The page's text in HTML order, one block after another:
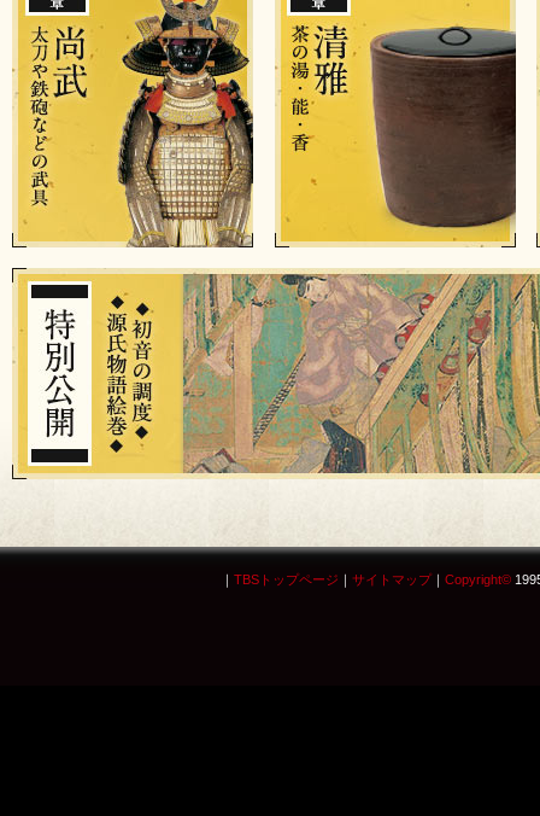
｜ TBSトップページ ｜ サイトマップ｜ Copyright©